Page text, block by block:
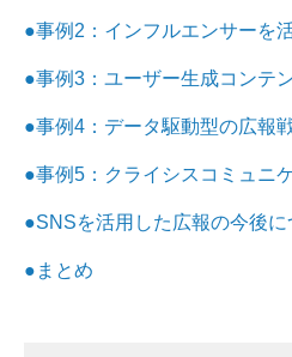
●事例2：インフルエンサーを
●事例3：ユーザー生成コンテ
●事例4：データ駆動型の広報
●事例5：クライシスコミュニ
●SNSを活用した広報の今後に
●まとめ